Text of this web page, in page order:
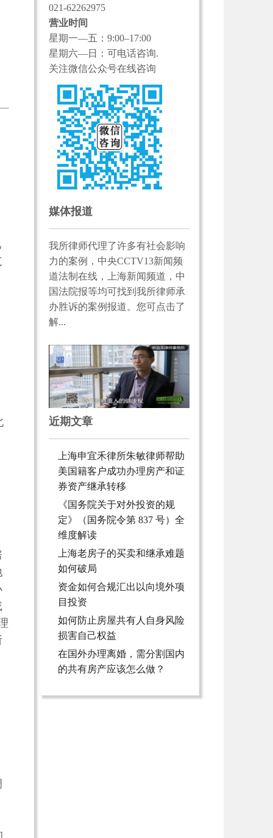
021-62262975
营业时间
星期一—五：9:00–17:00
星期六—日：可电话咨询.
关注微信公众号在线咨询
媒体报道
我所律师代理了许多有社会影响
力的案例，中央CCTV13新闻频
道法制在线，上海新闻频道，中
国法院报等均可找到我所律师承
办胜诉的案例报道。您可点击了
解...
近期文章
上海申宜禾律所朱敏律师帮助
美国籍客户成功办理房产和证
券资产继承转移
《国务院关于对外投资的规
定》（国务院令第 837 号）全
维度解读
上海老房子的买卖和继承难题
如何破局
资金如何合规汇出以向境外项
目投资
如何防止房屋共有人自身风险
损害自己权益
在国外办理离婚，需分割国内
的共有房产应该怎么做？